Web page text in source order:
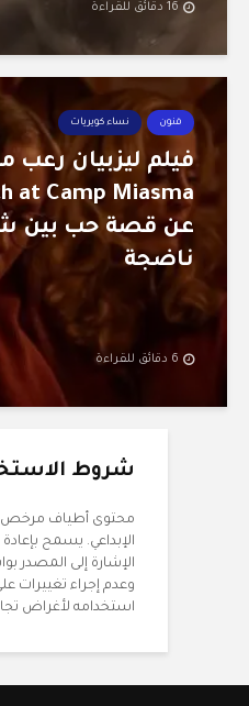
16 دقائق للقراءة
فنون نساء كويريات
at Camp Miasma
عن قصة حب بين
ناضجة
6 دقائق للقراءة
شروط
محتوى أطياف مرخص
الإبداعي. يسمح
الإشارة إلى المصدر
وعدم إجراء تغييرات
استخدامه لأغراض